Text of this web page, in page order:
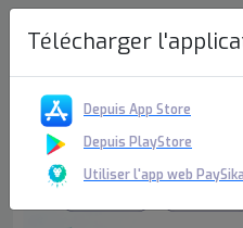
Télécharger
Depuis App Store
Depuis PlayStore
Utiliser l'app web PaySika